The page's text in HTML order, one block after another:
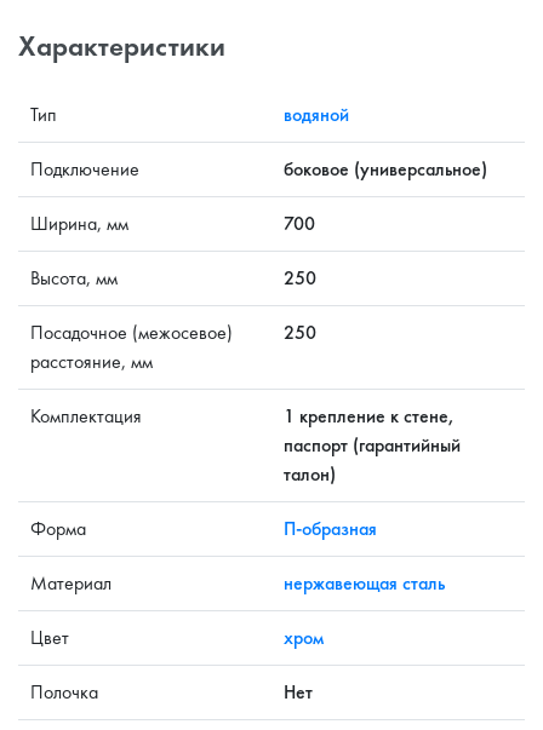
Характеристики
Тип водяной
Подключение боковое (универсальное)
Ширина, мм 700
Высота, мм 250
Посадочное (межосевое)
расстояние, мм
250
Комплектация
1 крепление к стене,
паспорт (гарантийный
талон)
Форма П-образная
Материал нержавеющая сталь
Цвет хром
Полочка Нет